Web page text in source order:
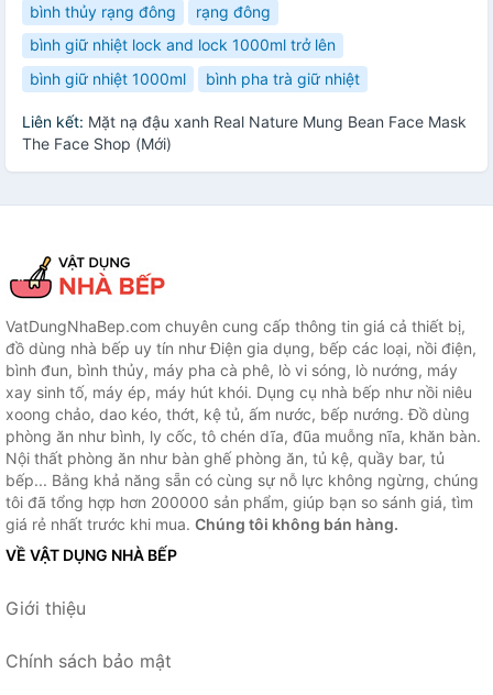
bình thủy rạng đông
rạng đông
bình giữ nhiệt lock and lock 1000ml trở lên
bình giữ nhiệt 1000ml
bình pha trà giữ nhiệt
Liên kết: Mặt nạ đậu xanh Real Nature Mung Bean Face Mask
The Face Shop (Mới)
VatDungNhaBep.com chuyên cung cấp thông tin giá cả thiết bị,
đồ dùng nhà bếp uy tín như Điện gia dụng, bếp các loại, nồi điện,
bình đun, bình thủy, máy pha cà phê, lò vi sóng, lò nướng, máy
xay sinh tố, máy ép, máy hút khói. Dụng cụ nhà bếp như nồi niêu
xoong chảo, dao kéo, thớt, kệ tủ, ấm nước, bếp nướng. Đồ dùng
phòng ăn như bình, ly cốc, tô chén dĩa, đũa muỗng nĩa, khăn bàn.
Nội thất phòng ăn như bàn ghế phòng ăn, tủ kệ, quầy bar, tủ
bếp... Bằng khả năng sẵn có cùng sự nỗ lực không ngừng, chúng
tôi đã tổng hợp hơn 200000 sản phẩm, giúp bạn so sánh giá, tìm
giá rẻ nhất trước khi mua. Chúng tôi không bán hàng.
VỀ VẬT DỤNG NHÀ BẾP
Giới thiệu
Chính sách bảo mật